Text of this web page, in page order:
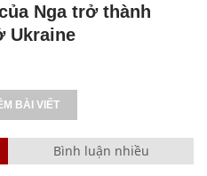
Nga trở thành
Ukraine
BÀI VIẾT
Bình luận nhiều